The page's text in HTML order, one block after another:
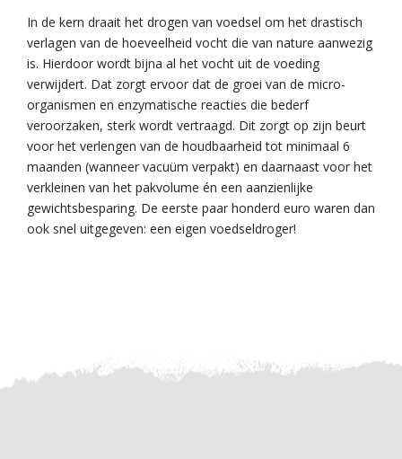
In de kern draait het drogen van voedsel om het drastisch
verlagen van de hoeveelheid vocht die van nature aanwezig
is. Hierdoor wordt bijna al het vocht uit de voeding
verwijdert. Dat zorgt ervoor dat de groei van de micro-
organismen en enzymatische reacties die bederf
veroorzaken, sterk wordt vertraagd. Dit zorgt op zijn beurt
voor het verlengen van de houdbaarheid tot minimaal 6
maanden (wanneer vacuüm verpakt) en daarnaast voor het
verkleinen van het pakvolume én een aanzienlijke
gewichtsbesparing. De eerste paar honderd euro waren dan
ook snel uitgegeven: een eigen voedseldroger!